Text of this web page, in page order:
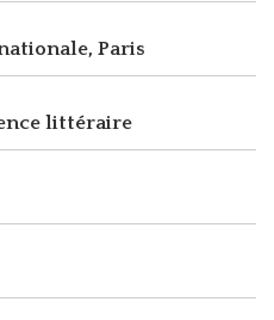
Paris
littéraire